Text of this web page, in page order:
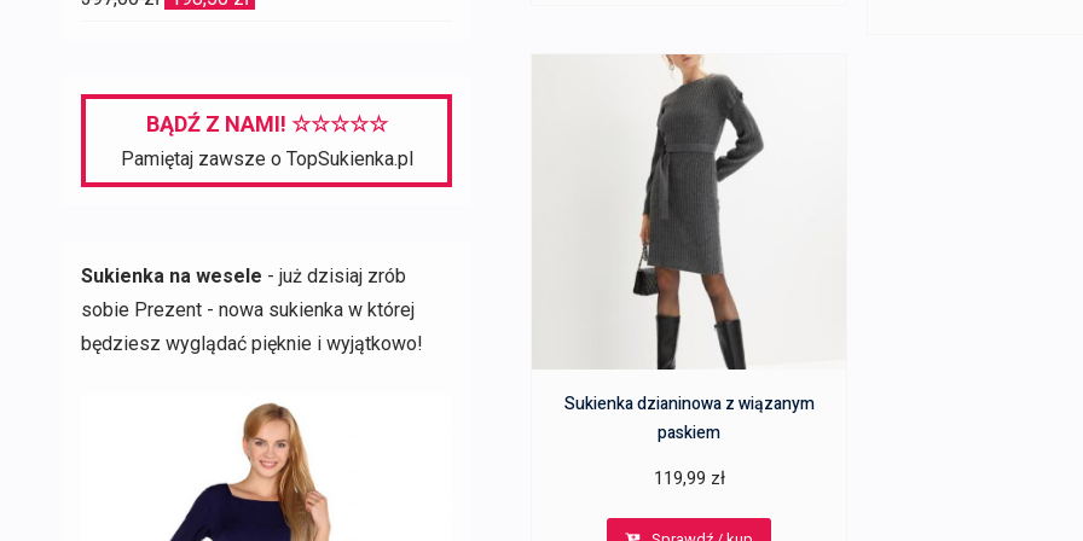
Sukienka dzianinowa z wiązanym
paskiem
119,99 zł
397,00 zł. 198,50 zł.
BĄDŹ Z NAMI! ☆☆☆☆☆
Pamiętaj zawsze o TopSukienka.pl
Sukienka na wesele - już dzisiaj zrób
sobie Prezent - nowa sukienka w której
będziesz wyglądać pięknie i wyjątkowo!